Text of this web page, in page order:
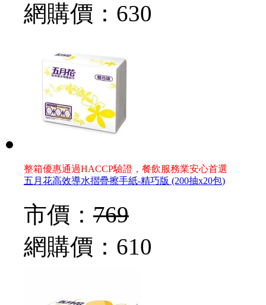
網購價： 630
整箱優惠通過HACCP驗證，餐飲服務業安心首選
五月花高效導水摺疊擦手紙-精巧版 (200抽x20包)
市價： 769
網購價： 610